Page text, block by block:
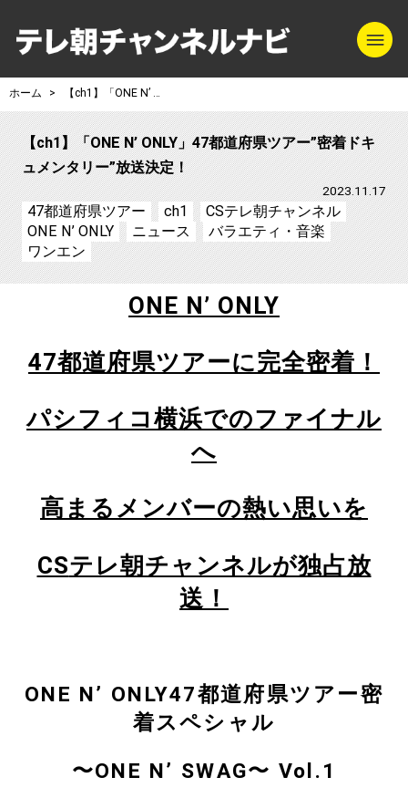
テレ朝チャンネ
ホーム 【ch1】「ONE N’ ONLY」47都道府県ツアー”密着ドキュメンタリー”放送決定！
【ch1】「ONE N’ ONLY」47都道府県ツアー”密着ドキ
ュメンタリー”放送決定！
2023.11.17
47都道府県ツアー ch1
CSテレ朝チャンネル
ONE N’ ONLY
ニュース
バラエティ・音楽
ワンエン
ONE N’ ONLY
47都道府県ツアーに完全密着！
パシフィコ横浜でのファイナル
へ
高まるメンバーの熱い思いを
CSテレ朝チャンネルが独占放
送！
ONE N’ ONLY47都道府県ツアー密
着スペシャル
〜ONE N’ SWAG〜 Vol.1